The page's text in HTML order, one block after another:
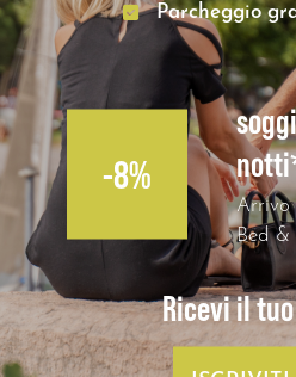
Parcheggio
-8%
Arrivo
Bed &
Ricevi il